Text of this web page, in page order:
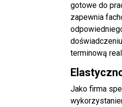
gotowe do
zapewnia
terminową
Jako firma